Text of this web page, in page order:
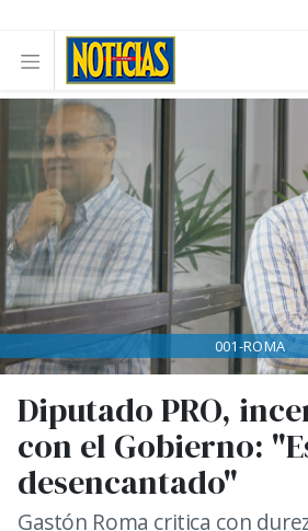
Diputado PRO,
con el Gobierno:
desencantado"
Gastón Roma critica con
001-ROMA